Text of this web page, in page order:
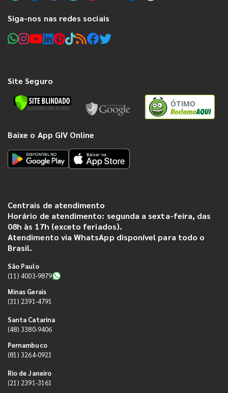
Siga-nos nas redes sociais
Site Seguro
ÓTIMO
Baixe o App GIV Online
Centrais de atendimento
Horário de atendimento: segunda a sexta-feira, das
08h às 17h (exceto feriados).
Atendimento via WhatsApp disponível para todo o
Brasil.
São Paulo
(11) 4003-9879
Minas Gerais
(31) 2391-4791
Santa Catarina
(48) 3380-9406
Pernambuco
(81) 3264-0921
Rio de Janeiro
(21) 2391-3161